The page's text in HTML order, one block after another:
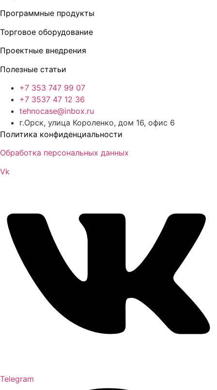
Программные продукты
Торговое оборудование
Проектные внедрения
Полезные статьи
+7 353 747 99 07
+7 3537 47 12 36
tehnocase@inbox.ru
г.Орск, улица Короленко, дом 16, офис 6
Политика конфиденциальности
Обработка персональных данных
Vk
Telegram